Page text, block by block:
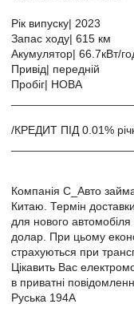
Рік випуску| 2023
Запас ходу| 615 км
Акумулятор| 66.7кВт/
Привід| передній
Пробіг| НОВА
/КРЕДИТ ПІД 0.01%
Компанія С_Авто
Китаю. Термін
для нового
долар. При цьому
страхуються при
Цікавить Вас
в приватні
Руська 194А